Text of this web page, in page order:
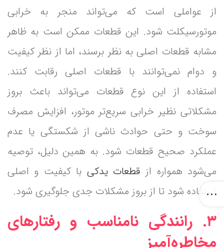
از عواملی است که می‌تواند منجر به خرابی
موتورسیکلت شود. این قطعات ممکن است به ظاهر
مشابه قطعات اصلی به نظر برسند، اما از نظر کیفیت
و دوام نمی‌توانند با قطعات اصلی رقابت کنند.
استفاده از این نوع قطعات می‌تواند باعث بروز
مشکلاتی نظیر خرابی سریع‌تر موتور، افزایش مصرف
سوخت و حتی حوادث ناشی از شکستگی یا عدم
عملکرد صحیح قطعات شود. به همین دلیل، توصیه
می‌شود همواره از قطعات یدکی با کیفیت و اصلی
استفاده شود تا از بروز مشکلات جدی جلوگیری شود.
۳. رانندگی نامناسب و رفتارهای
مخاطره‌آمیز